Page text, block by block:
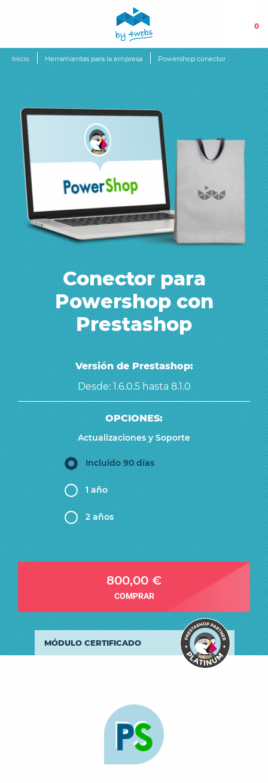
0
Inicio Herramientas para la empresa Powershop conector
Conector para
Powershop con
Prestashop
Versión de Prestashop:
Desde: 1.6.0.5 hasta 8.1.0
OPCIONES:
Actualizaciones y Soporte
Incluído 90 días
1 año
2 años
800,00 €
COMPRAR
MÓDULO CERTIFICADO